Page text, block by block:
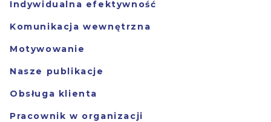
Indywidualna efektywność
Komunikacja wewnętrzna
Motywowanie
Nasze publikacje
Obsługa klienta
Pracownik w organizacji